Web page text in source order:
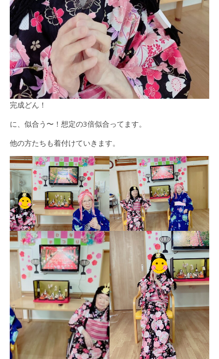
完成どん！
に、似合う〜！想定の3倍似合ってます。
他の方たちも着付けていきます。